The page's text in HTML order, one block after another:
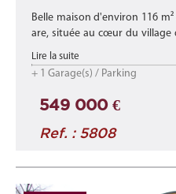
Belle maison d'environ 116
are, située au cœur du village
commerces, des écoles, des
...
Lire la suite
+ 1 Garage(s) / Parking
549 000 €
Ref. : 5808